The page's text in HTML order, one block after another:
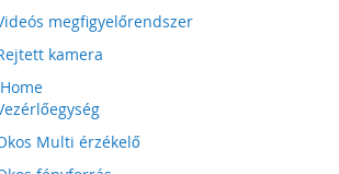
megfigyelőrendszer
kamera
Multi érzékelő